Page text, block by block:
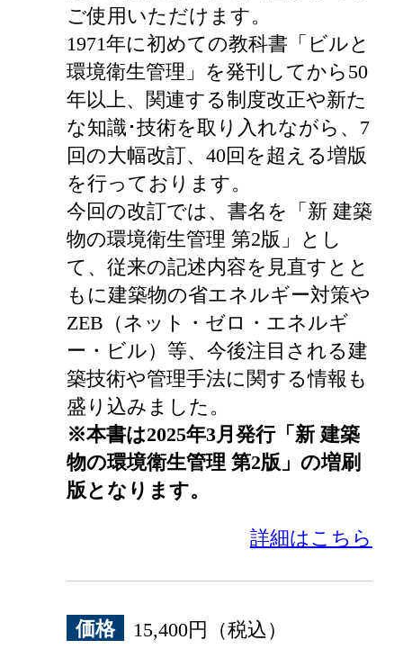
ご使用いただけます。
1971年に初めての教科書「ビルと
環境衛生管理」を発刊してから50
年以上、関連する制度改正や新た
な知識･技術を取り入れながら、7
回の大幅改訂、40回を超える増版
を行っております。
今回の改訂では、書名を「新 建築
物の環境衛生管理 第2版」とし
て、従来の記述内容を見直すとと
もに建築物の省エネルギー対策や
ZEB（ネット・ゼロ・エネルギ
ー・ビル）等、今後注目される建
築技術や管理手法に関する情報も
盛り込みました。
※本書は2025年3月発行「新 建築
物の環境衛生管理 第2版」の増刷
版となります。
詳細はこちら
価格 15,400円（税込）